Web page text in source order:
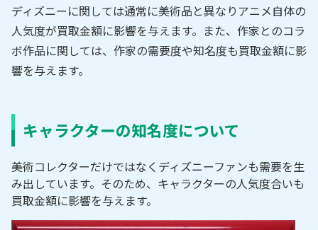
ディズニーに関しては通常に美術品と異なりアニメ自体の
人気度が買取金額に影響を与えます。また、作家とのコラ
ボ作品に関しては、作家の需要度や知名度も買取金額に影
響を与えます。
キャラクターの知名度について
美術コレクターだけではなくディズニーファンも需要を生
み出しています。そのため、キャラクターの人気度合いも
買取金額に影響を与えます。